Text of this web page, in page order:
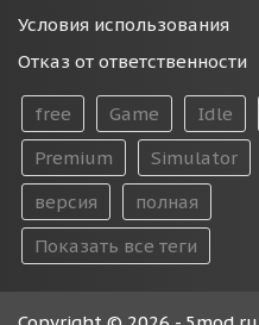
Условия использования
Отказ от ответственности
free Game Idle
Premium
Simulator
версия
полная
Показать все теги